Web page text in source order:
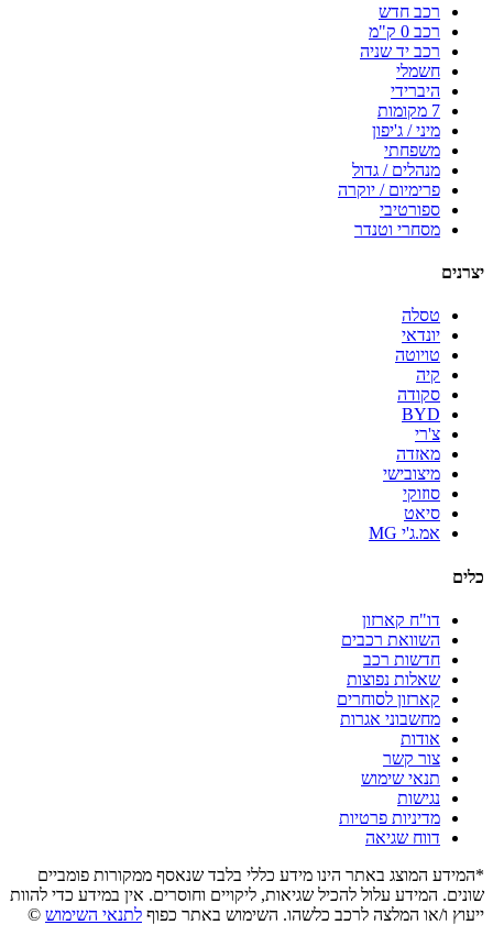
רכב חדש
רכב 0 ק"מ
רכב יד שניה
חשמלי
היברידי
7 מקומות
מיני / ג'יפון
משפחתי
מנהלים / גדול
פרימיום / יוקרה
ספורטיבי
מסחרי וטנדר
יצרנים
טסלה
יונדאי
טויוטה
קיה
סקודה
BYD
צ'רי
מאזדה
מיצובישי
סוזוקי
סיאט
אמ.ג'י MG
כלים
דו"ח קארזון
השוואת רכבים
חדשות רכב
שאלות נפוצות
קארזון לסוחרים
מחשבוני אגרות
אודות
צור קשר
תנאי שימוש
נגישות
מדיניות פרטיות
דווח שגיאה
*המידע המוצג באתר הינו מידע כללי בלבד שנאסף ממקורות פומביים
שונים. המידע עלול להכיל שגיאות, ליקויים וחוסרים. אין במידע כדי להוות
ייעוץ ו/או המלצה לרכב כלשהו. השימוש באתר כפוף לתנאי השימוש ©